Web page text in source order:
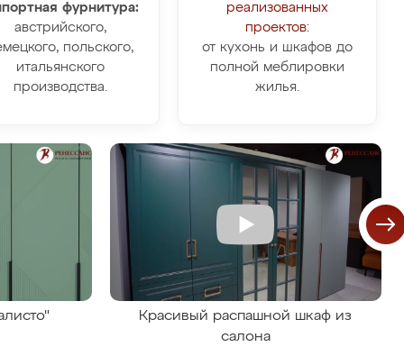
фурнитура:
австрийского,
польского,
итальянского
производства.
реализованных
проектов:
от кухонь и шкафов до
полной меблировки
жилья.
Красивый распашной шкаф из
салона